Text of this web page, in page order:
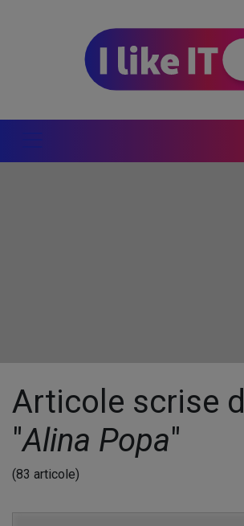
Articole scrise
"Alina Popa"
(83 articole)